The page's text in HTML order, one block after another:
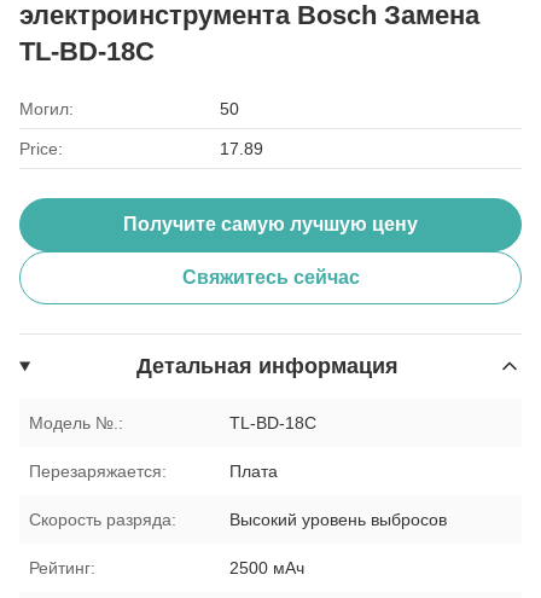
электроинструмента Bosch Замена
TL-BD-18C
Могил: 50
Price: 17.89
Получите самую лучшую цену
Свяжитесь сейчас
Детальная информация
Модель №.: TL-BD-18C
Перезаряжается: Плата
Скорость разряда: Высокий уровень выбросов
Рейтинг: 2500 мАч